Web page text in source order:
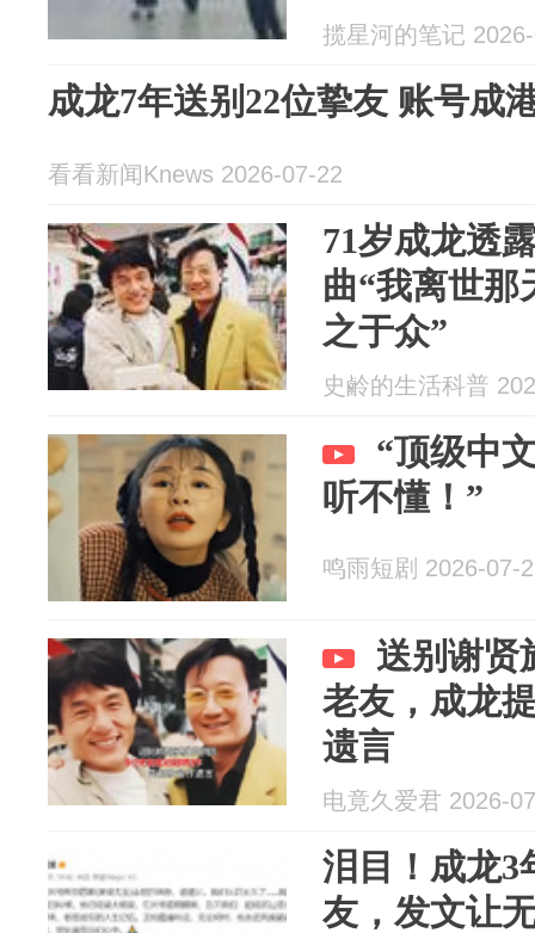
揽星河的笔记
成龙7年送别22位挚友 账号成
看看新闻Knews 2026-07-22
71岁成龙透
曲“我离世那
之于众”
史鹷的生活科普
“顶级中
听不懂！”
鸣雨短剧 2026-07-
送别谢贤
老友，成龙
遗言
电竟久爱君 2026-
泪目！成龙3
友，发文让